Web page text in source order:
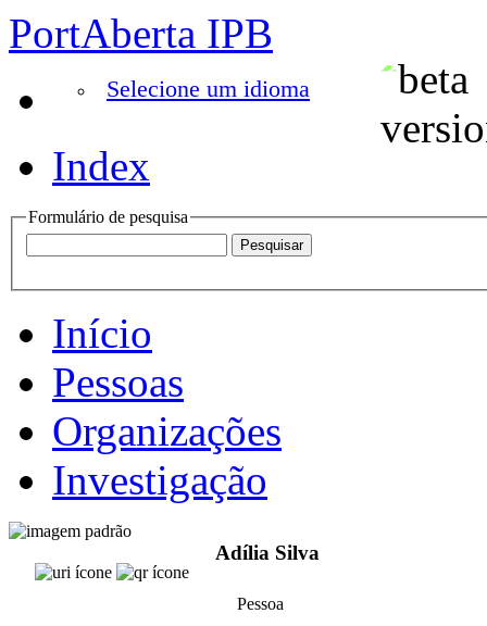
PortAberta IPB
Selecione um idioma
Index
Formulário de pesquisa
Início
Pessoas
Organizações
Investigação
Adília Silva
Pessoa